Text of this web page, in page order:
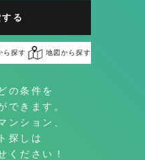
る
ら探す 地図から探す
の条件を
できます。
ンション、
探しは
ください！